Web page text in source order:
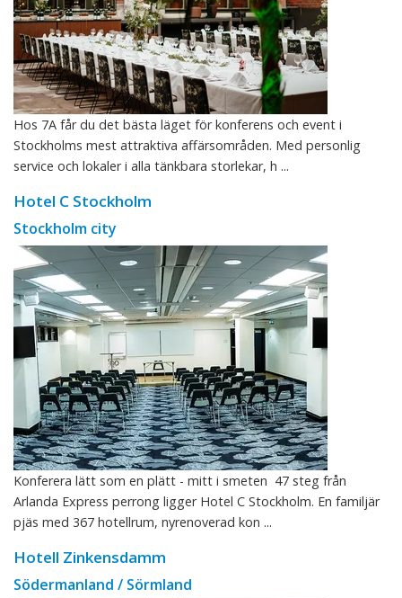
Hos 7A får du det bästa läget för konferens och event i
Stockholms mest attraktiva affärsområden. Med personlig
service och lokaler i alla tänkbara storlekar, h ...
Hotel C Stockholm
Stockholm city
Konferera lätt som en plätt - mitt i smeten 47 steg från
Arlanda Express perrong ligger Hotel C Stockholm. En familjär
pjäs med 367 hotellrum, nyrenoverad kon ...
Hotell Zinkensdamm
Södermanland / Sörmland